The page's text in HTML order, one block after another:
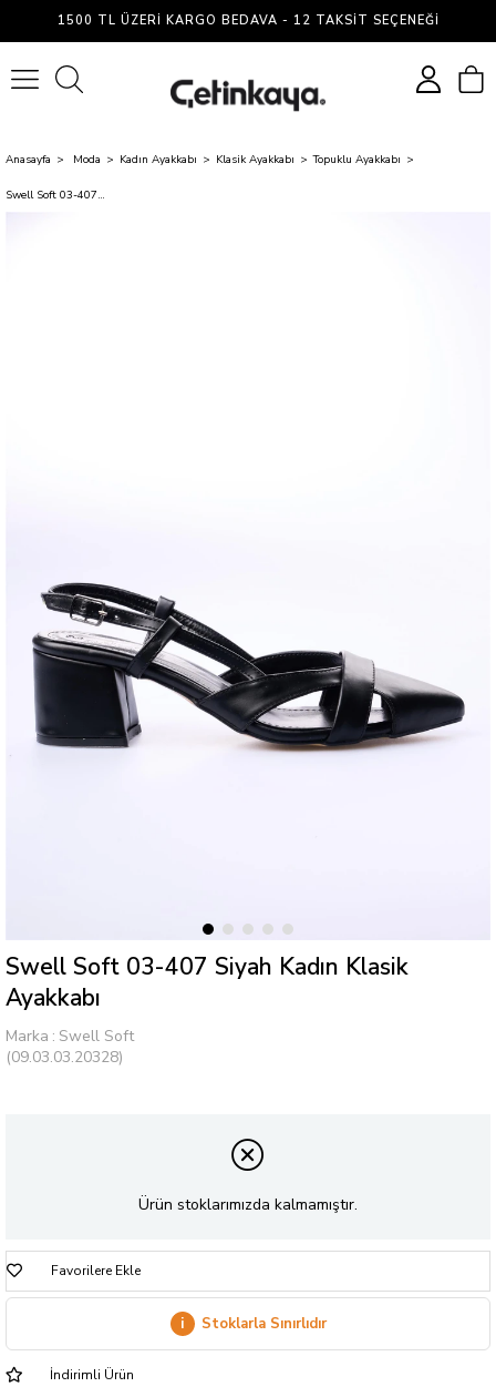
1500 TL ÜZERI KARGO BEDAVA - 12 TAKSIT SEÇENEĞI
Anasayfa Moda Kadın Ayakkabı Klasik Ayakkabı Topuklu Ayakkabı
Swell Soft 03-407 Siyah Kadın Klasik Ayakkabı
Swell Soft 03-407 Siyah Kadın Klasik
Ayakkabı
Marka : Swell Soft
(09.03.03.20328)
Ürün stoklarımızda kalmamıştır.
Favorilere Ekle
i Stoklarla Sınırlıdır
İndirimli Ürün